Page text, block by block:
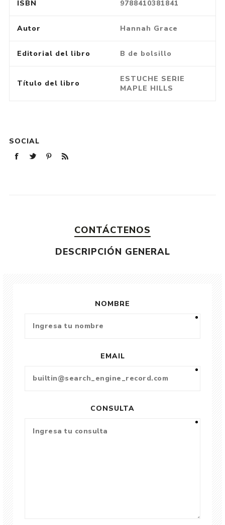
ISBN 9788410381841
Autor Hannah Grace
Editorial del libro B de bolsillo
Título del libro
ESTUCHE SERIE
MAPLE HILLS
SOCIAL
CONTÁCTENOS
DESCRIPCIÓN GENERAL
NOMBRE
EMAIL
CONSULTA